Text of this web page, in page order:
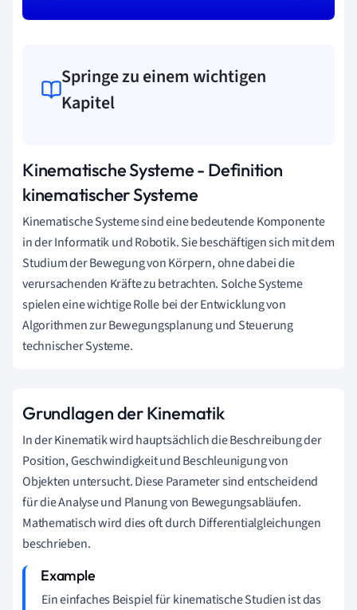
Springe zu einem wichtigen
Kapitel
Kinematische Systeme - Definition
kinematischer Systeme
Kinematische Systeme sind eine bedeutende Komponente
in der Informatik und Robotik. Sie beschäftigen sich mit dem
Studium der Bewegung von Körpern, ohne dabei die
verursachenden Kräfte zu betrachten. Solche Systeme
spielen eine wichtige Rolle bei der Entwicklung von
Algorithmen zur Bewegungsplanung und Steuerung
technischer Systeme.
Grundlagen der Kinematik
In der Kinematik wird hauptsächlich die Beschreibung der
Position, Geschwindigkeit und Beschleunigung von
Objekten untersucht. Diese Parameter sind entscheidend
für die Analyse und Planung von Bewegungsabläufen.
Mathematisch wird dies oft durch Differentialgleichungen
beschrieben.
Ein einfaches Beispiel für kinematische Studien ist das